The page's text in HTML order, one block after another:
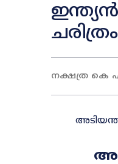
ചരിത്രം
നക്ഷത്ര കെ